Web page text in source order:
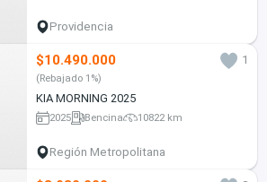
Providencia
$10.490.000 1
(Rebajado 1%)
KIA MORNING 2025
2025 Bencina 10822 km
Región Metropolitana